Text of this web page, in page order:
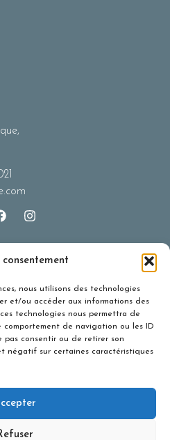
nous utilisons des technologies
et/ou accéder aux informations des
technologies nous permettra de
de navigation ou les ID
consentir ou de retirer son
négatif sur certaines caractéristiques